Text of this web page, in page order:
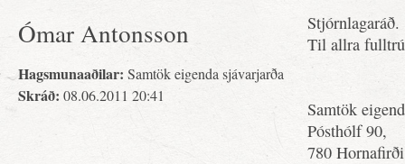
Ómar Antonsson
Hagsmunaaðilar: Samtök eigenda sjávarjarða
Skráð: 08.06.2011 20:41
Stjórnlagaráð.
Til allra
Samtök
Pósthólf 90,
780